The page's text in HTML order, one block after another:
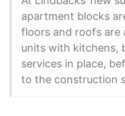
apartment blocks
floors and roofs are
units with kitchens,
services in place,
to the construction